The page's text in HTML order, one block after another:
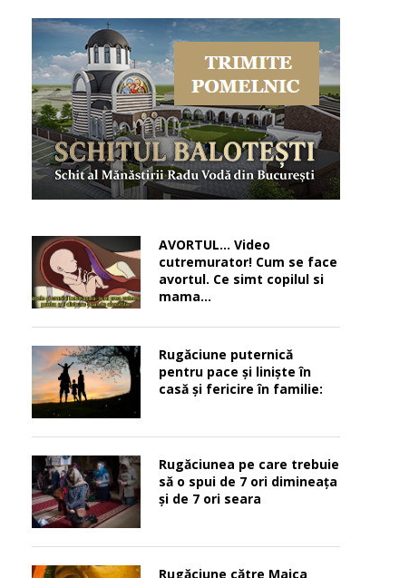
AVORTUL… Video
cutremurator! Cum se face
avortul. Ce simt copilul si
mama…
Rugăciune puternică
pentru pace şi linişte în
casă şi fericire în familie:
Rugăciunea pe care trebuie
să o spui de 7 ori dimineața
și de 7 ori seara
Rugăciune către Maica